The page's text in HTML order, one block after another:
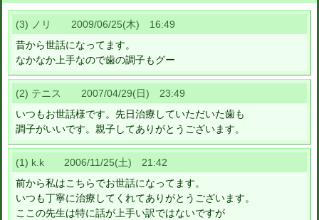
(3) ノリ 2009/06/25(木) 16:49
昔から世話になってます。
なかなか上手なので歯の調子もグー
(2) テニス 2007/04/29(日) 23:49
いつもお世話様です。先日治療していただいた歯も
調子がいいです。親子してありがとうございます。
(1) k.k 2006/11/25(土) 21:42
前から私はこちらでお世話になってます。
いつも丁寧に治療してくれてありがとうございます。
ここの先生は特に話が上手い訳ではないですが